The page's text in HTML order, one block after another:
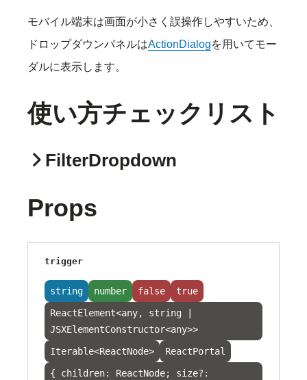
モバイル端末は画面が小さく誤操作しやすいため、
ドロップダウンパネルはActionDialogを用いてモー
ダルに表示します。
使い方チェックリスト
FilterDropdown
Props
trigger
string number false
true
ReactElement<any, string |
JSXElementConstructor<any>>
Iterable<ReactNode>
ReactPortal
{ children: ReactNode; size?: